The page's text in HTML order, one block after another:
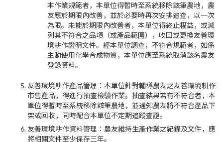
本作業規範者，本單位得暫時至系統移除該筆農地，農
友應於期限內改善，並於必要時再次安排追查，以一次
為限。未能於期限內改善者，本單位得終止權益，或減
列其不符合之品項（或產品範圍），收回或更換友善環
境耕作證明文件。經本單位調查，不符合規範者，如係
主動使用化學合成物質，本單位應至系統取消該名農友
登錄資料。
友善環境耕作產品管理：本單位針對輔導農友之友善環境耕作
市售產品，得進行抽查檢驗作業。抽查結果若有不符合者，本
單位得暫時至系統移除該筆農地，並通知農友將不符合產品下
架或回收，同時配合本單位不定期追蹤查證。
友善環境耕作資料管理：農友維持生產作業之紀錄及文件，應
將相關文件至少保存三年。